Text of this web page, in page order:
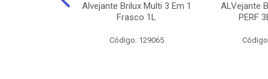
Alvejante Brilux Multi 3 Em 1
Frasco 1L
Código: 129065
ALVejante
PERF